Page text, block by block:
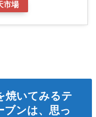
市場
焼いてみるテ
ブンは、思っ